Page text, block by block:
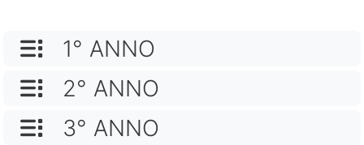
NOME CATEGORIA
1° ANNO
NOME CATEGORIA
2° ANNO
NOME CATEGORIA
3° ANNO